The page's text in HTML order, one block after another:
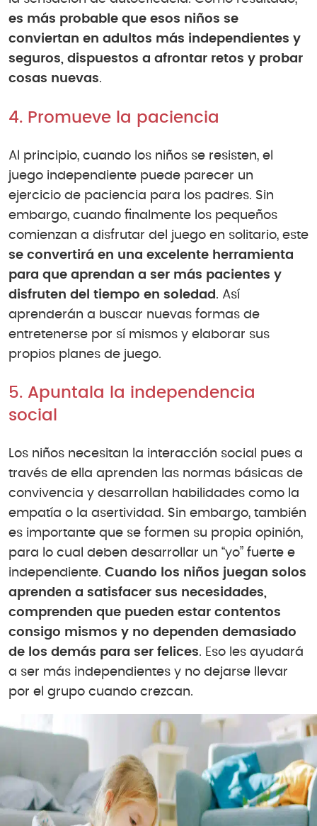
es más probable que esos niños se
conviertan en adultos más independientes y
seguros, dispuestos a afrontar retos y probar
cosas nuevas.
4. Promueve la paciencia
Al principio, cuando los niños se resisten, el
juego independiente puede parecer un
ejercicio de paciencia para los padres. Sin
embargo, cuando finalmente los pequeños
comienzan a disfrutar del juego en solitario, este
se convertirá en una excelente herramienta
para que aprendan a ser más pacientes y
disfruten del tiempo en soledad . Así
aprenderán a buscar nuevas formas de
entretenerse por sí mismos y elaborar sus
propios planes de juego.
5. Apuntala la independencia
social
Los niños necesitan la interacción social pues a
través de ella aprenden las normas básicas de
convivencia y desarrollan habilidades como la
empatía o la asertividad. Sin embargo, también
es importante que se formen su propia opinión,
para lo cual deben desarrollar un “yo” fuerte e
independiente. Cuando los niños juegan solos
aprenden a satisfacer sus necesidades,
comprenden que pueden estar contentos
consigo mismos y no dependen demasiado
de los demás para ser felices. Eso les ayudará
a ser más independientes y no dejarse llevar
por el grupo cuando crezcan.